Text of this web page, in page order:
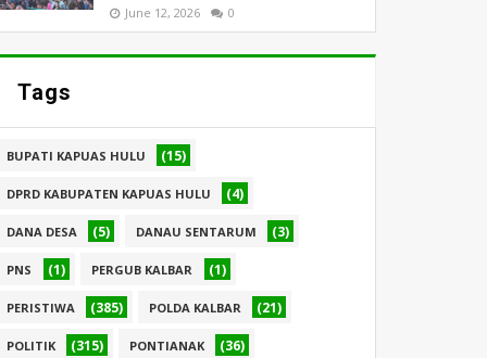
June 12, 2026 0
Tags
BUPATI KAPUAS HULU (15)
DPRD KABUPATEN KAPUAS HULU (4)
DANA DESA (5) DANAU SENTARUM (3)
PNS (1) PERGUB KALBAR (1)
PERISTIWA (385) POLDA KALBAR (21)
POLITIK (315) PONTIANAK (36)